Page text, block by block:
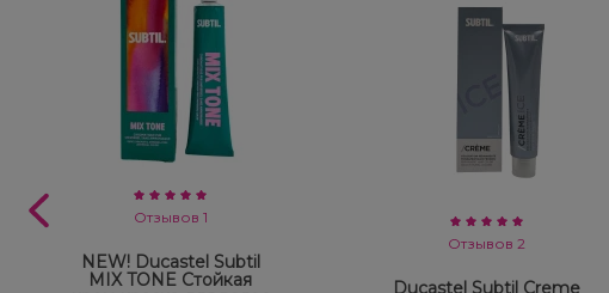
Отзывов 1
NEW! Ducastel Subtil
MIX TONE Стойкая
Отзывов 2
Ducastel Subtil Creme
Subrina Glow-Plex - Питание, увлажнение и блеск